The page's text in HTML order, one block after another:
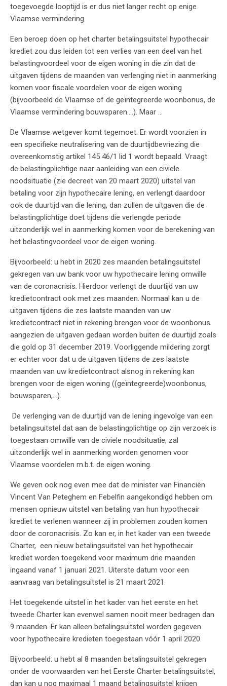
toegevoegde looptijd is er dus niet langer recht op enige
Vlaamse vermindering.
Een beroep doen op het charter betalingsuitstel hypothecair
krediet zou dus leiden tot een verlies van een deel van het
belastingvoordeel voor de eigen woning in die zin dat de
uitgaven tijdens de maanden van verlenging niet in aanmerking
komen voor fiscale voordelen voor de eigen woning
(bijvoorbeeld de Vlaamse of de geïntegreerde woonbonus, de
Vlaamse vermindering bouwsparen….). Maar …
De Vlaamse wetgever komt tegemoet. Er wordt voorzien in
een specifieke neutralisering van de duurtijdbevriezing die
overeenkomstig artikel 145 46/1 lid 1 wordt bepaald. Vraagt
de belastingplichtige naar aanleiding van een civiele
noodsituatie (zie decreet van 20 maart 2020) uitstel van
betaling voor zijn hypothecaire lening, en verlengt daardoor
ook de duurtijd van die lening, dan zullen de uitgaven die de
belastingplichtige doet tijdens die verlengde periode
uitzonderlijk wel in aanmerking komen voor de berekening van
het belastingvoordeel voor de eigen woning.
Bijvoorbeeld: u hebt in 2020 zes maanden betalingsuitstel
gekregen van uw bank voor uw hypothecaire lening omwille
van de coronacrisis. Hierdoor verlengt de duurtijd van uw
kredietcontract ook met zes maanden. Normaal kan u de
uitgaven tijdens die zes laatste maanden van uw
kredietcontract niet in rekening brengen voor de woonbonus
aangezien de uitgaven gedaan worden buiten de duurtijd zoals
die gold op 31 december 2019. Voorliggende mildering zorgt
er echter voor dat u de uitgaven tijdens de zes laatste
maanden van uw kredietcontract alsnog in rekening kan
brengen voor de eigen woning ((geïntegreerde)woonbonus,
bouwsparen,…).
De verlenging van de duurtijd van de lening ingevolge van een
betalingsuitstel dat aan de belastingplichtige op zijn verzoek is
toegestaan omwille van de civiele noodsituatie, zal
uitzonderlijk wel in aanmerking worden genomen voor
Vlaamse voordelen m.b.t. de eigen woning.
We geven ook nog even mee dat de minister van Financiën
Vincent Van Peteghem en Febelfin aangekondigd hebben om
mensen opnieuw uitstel van betaling van hun hypothecair
krediet te verlenen wanneer zij in problemen zouden komen
door de coronacrisis. Zo kan er, in het kader van een tweede
Charter, een nieuw betalingsuitstel van het hypothecair
krediet worden toegekend voor maximum drie maanden
ingaand vanaf 1 januari 2021. Uiterste datum voor een
aanvraag van betalingsuitstel is 21 maart 2021.
Het toegekende uitstel in het kader van het eerste en het
tweede Charter kan evenwel samen nooit meer bedragen dan
9 maanden. Er kan alleen betalingsuitstel worden gegeven
voor hypothecaire kredieten toegestaan vóór 1 april 2020.
Bijvoorbeeld: u hebt al 8 maanden betalingsuitstel gekregen
onder de voorwaarden van het Eerste Charter betalingsuitstel,
dan kan u nog maximaal 1 maand betalingsuitstel krijgen